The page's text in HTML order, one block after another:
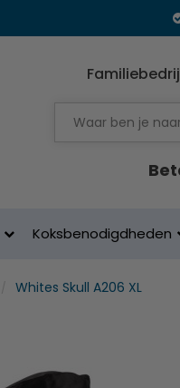
Koksbenodigdheden
Whites Skull A206 XL